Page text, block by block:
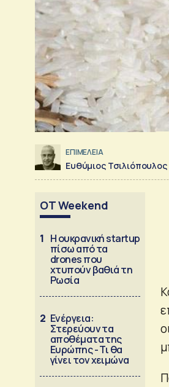
ΕΠΙΜΕΛΕΙΑ
Ευθύμιος Τσιλιόπουλος
OT Weekend
1 Η ουκρανική startup
πίσω από τα
drones που
χτυπούν βαθιά τη
Ρωσία
2 Ενέργεια:
Στερεύουν τα
αποθέματα της
Ευρώπης - Τι θα
γίνει τον χειμώνα